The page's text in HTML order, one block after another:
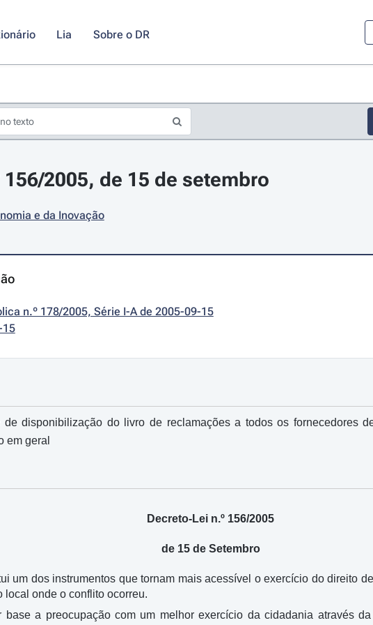
Lia Sobre o DR
2005, de 15 de setembro
e da Inovação
n.º 178/2005, Série I-A de 2005-09-15
15
de disponibilização do livro de reclamações a todos os fornecedores
em geral
Decreto-Lei n.º 156/2005
de 15 de Setembro
um dos instrumentos que tornam mais acessível o exercício do direito
onde o conflito ocorreu.
a preocupação com um melhor exercício da cidadania através